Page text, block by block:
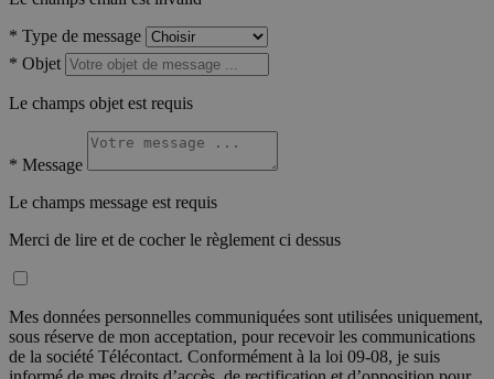
* Type de message
* Objet
Le champs objet est requis
* Message
Le champs message est requis
Merci de lire et de cocher le règlement ci dessus
Mes données personnelles communiquées sont utilisées uniquement,
sous réserve de mon acceptation, pour recevoir les communications
de la société Télécontact. Conformément à la loi 09-08, je suis